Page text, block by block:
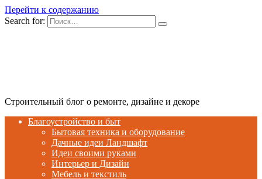
Перейти к содержанию
Search for:
Строительный блог о ремонте, дизайне и декоре
Благоустройство и быт
Бытовая техника и оборудование
Дачные идеи Ландшафт
Идеи своими руками
Интерьер и Дизайн
Мебель и текстиль